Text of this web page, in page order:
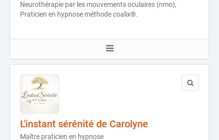
Neurothérapie par les mouvements oculaires (nmo),
Praticien en hypnose méthode coalix®.
L'instant sérénité de Carolyne
Maître praticien en hypnose